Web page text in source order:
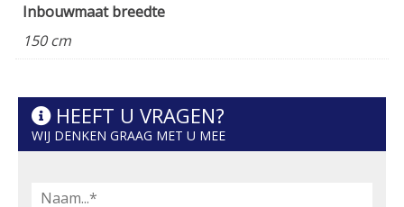
Inbouwmaat breedte
150 cm
HEEFT U VRAGEN?
WIJ DENKEN GRAAG MET U MEE